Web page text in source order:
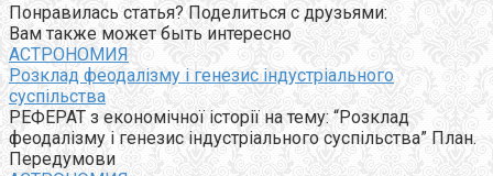
Понравилась статья? Поделиться с друзьями:
Вам также может быть интересно
АСТРОНОМИЯ
Розклад феодалізму і генезис індустріального
суспільства
РЕФЕРАТ з економічної історії на тему: “Розклад
феодалізму і генезис індустріального суспільства” План.
Передумови